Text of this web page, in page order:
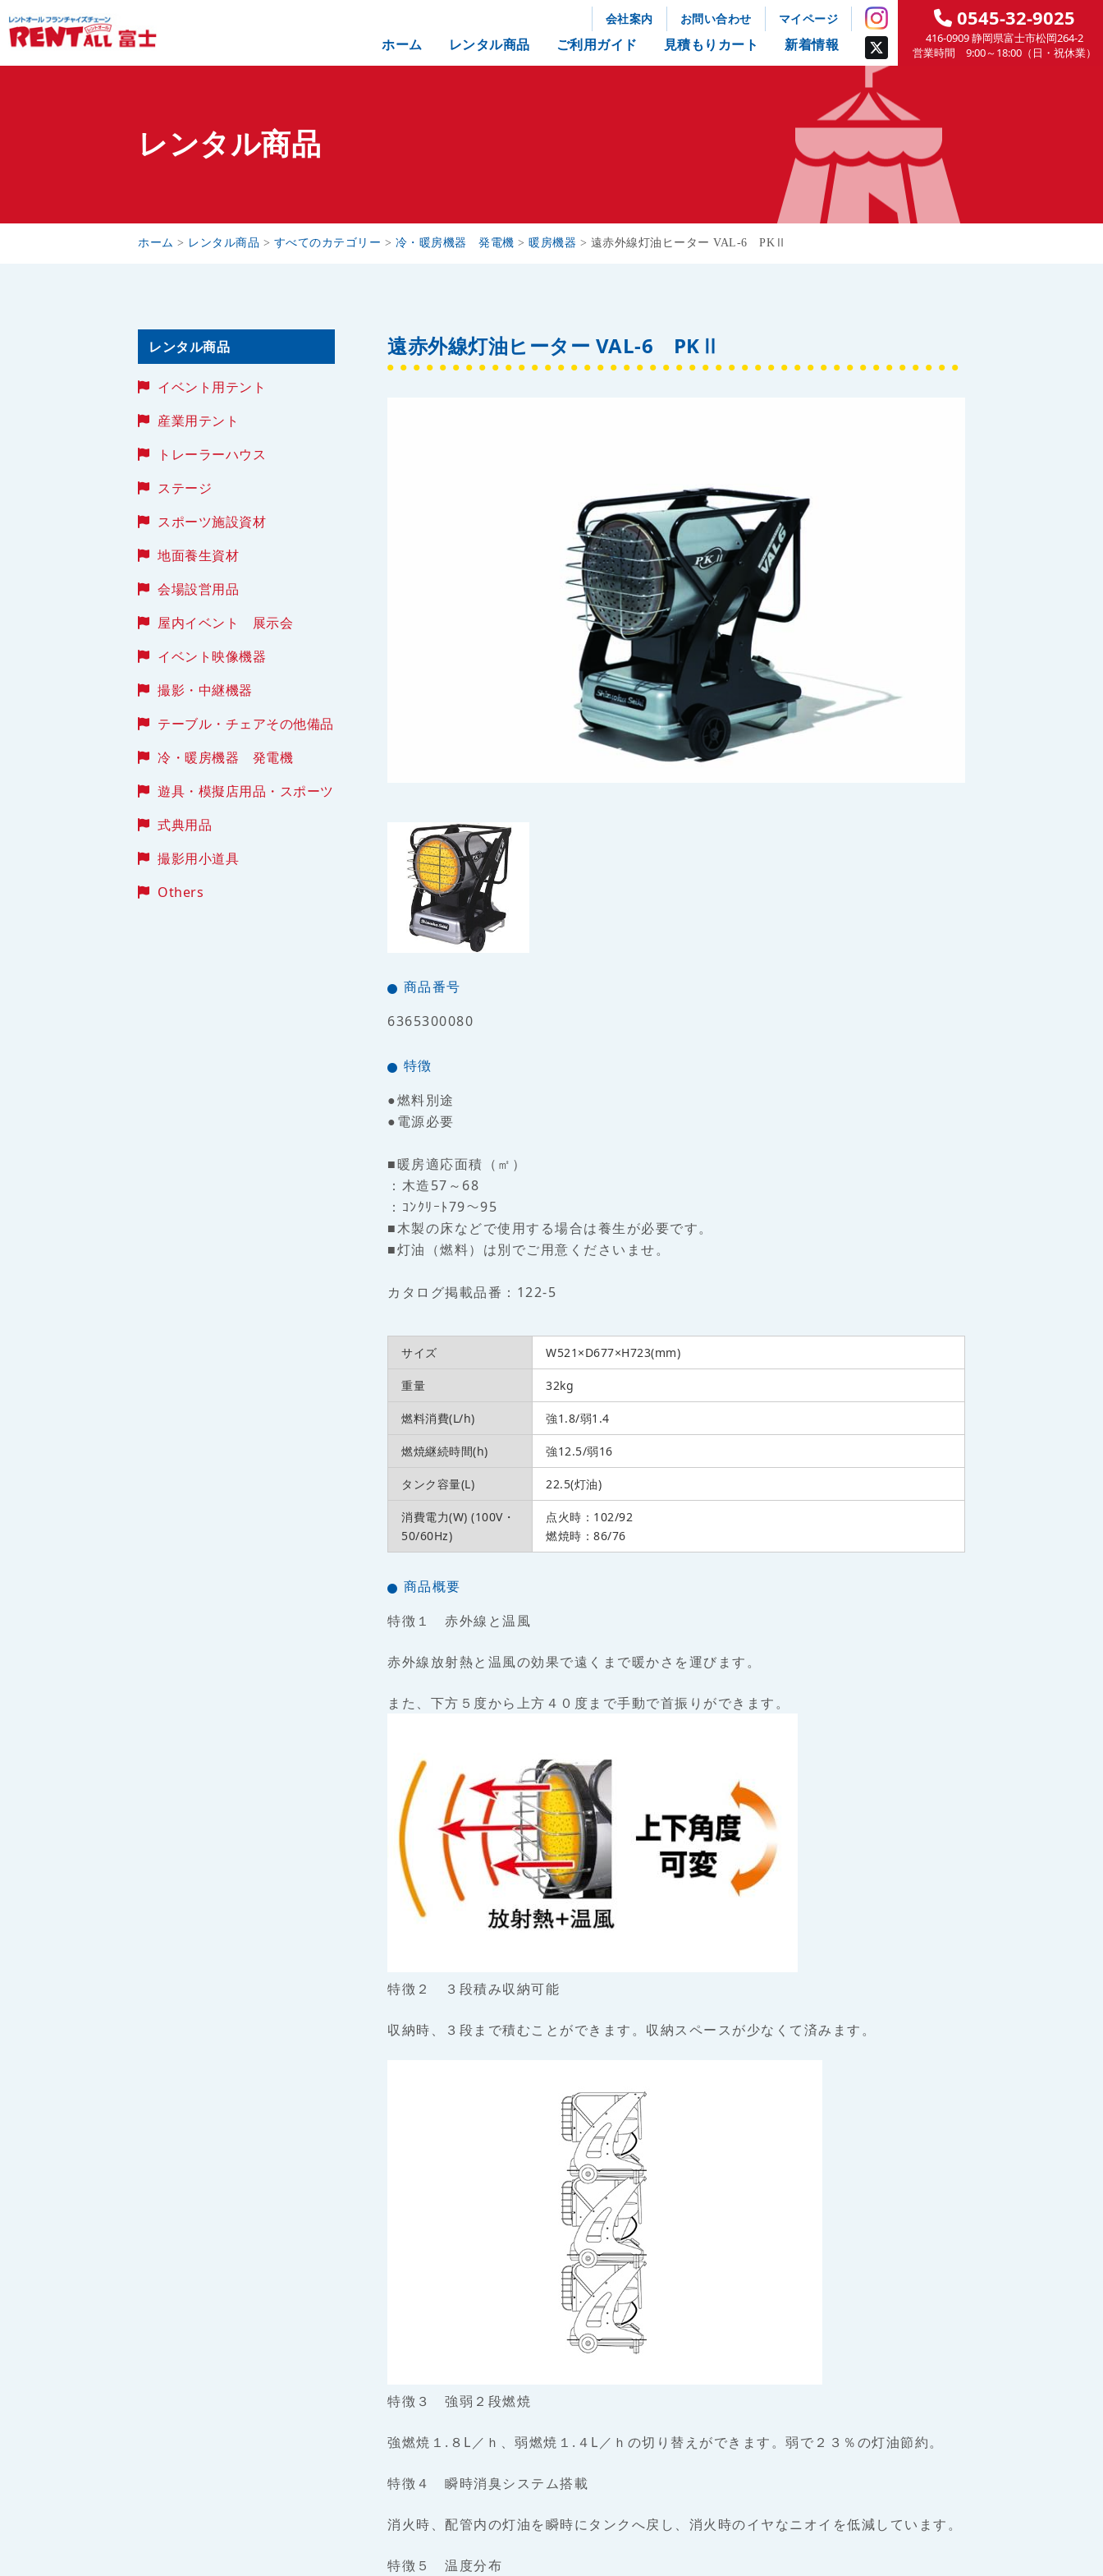
会社案内 お問い合わせ マイページ
ホーム レンタル商品 ご利用ガイド 見積もりカート 新着情報
0545-32-9025
416-0909 静岡県富士市松岡264-2
営業時間 9:00～18:00（日・祝休業）
レンタル商品
ホーム > レンタル商品 > すべてのカテゴリー > 冷・暖房機器 発電機 > 暖房機器 > 遠赤外線灯油ヒーター VAL-6 PKⅡ
遠赤外線灯油ヒーター VAL-6 PKⅡ
商品番号
6365300080
特徴
●燃料別途
●電源必要
■暖房適応面積（㎡）
：木造57～68
：ｺﾝｸﾘｰﾄ79～95
■木製の床などで使用する場合は養生が必要です。
■灯油（燃料）は別でご用意くださいませ。
カタログ掲載品番：122-5
サイズ W521×D677×H723(mm)
重量 32kg
燃料消費(L/h) 強1.8/弱1.4
燃焼継続時間(h) 強12.5/弱16
タンク容量(L) 22.5(灯油)
消費電力(W) (100V・
50/60Hz)
点火時：102/92
燃焼時：86/76
商品概要
特徴１ 赤外線と温風
赤外線放射熱と温風の効果で遠くまで暖かさを運びます。
また、下方５度から上方４０度まで手動で首振りができます。
特徴２ ３段積み収納可能
収納時、３段まで積むことができます。収納スペースが少なくて済みます。
特徴３ 強弱２段燃焼
強燃焼１.８L／ｈ、弱燃焼１.４L／ｈの切り替えができます。弱で２３％の灯油節約。
特徴４ 瞬時消臭システム搭載
消火時、配管内の灯油を瞬時にタンクへ戻し、消火時のイヤなニオイを低減しています。
特徴５ 温度分布
レンタル商品
イベント用テント
産業用テント
トレーラーハウス
ステージ
スポーツ施設資材
地面養生資材
会場設営用品
屋内イベント 展示会
イベント映像機器
撮影・中継機器
テーブル・チェアその他備品
冷・暖房機器 発電機
遊具・模擬店用品・スポーツ
式典用品
撮影用小道具
Others